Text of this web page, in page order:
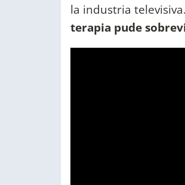
la industria televisiva.
terapia pude